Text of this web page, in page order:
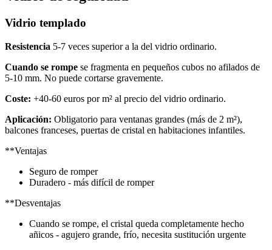
Vidrio templado
Resistencia 5-7 veces superior a la del vidrio ordinario.
Cuando se rompe se fragmenta en pequeños cubos no afilados de
5-10 mm. No puede cortarse gravemente.
Coste: +40-60 euros por m² al precio del vidrio ordinario.
Aplicación: Obligatorio para ventanas grandes (más de 2 m²),
balcones franceses, puertas de cristal en habitaciones infantiles.
**Ventajas
Seguro de romper
Duradero - más difícil de romper
**Desventajas
Cuando se rompe, el cristal queda completamente hecho
añicos - agujero grande, frío, necesita sustitución urgente